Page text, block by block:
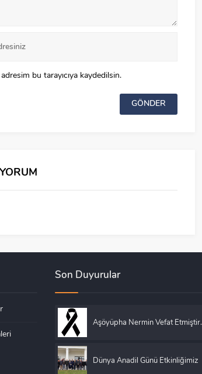
bu tarayıcıya kaydedilsin.
Son Duyurular
Aşöyüpha Nermin Vefat Etmiştir.
Dünya Anadil Günü Etkinliğimiz